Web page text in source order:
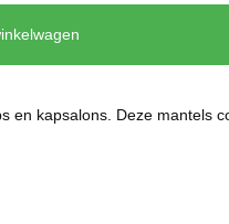
en kapsalons. Deze mantels